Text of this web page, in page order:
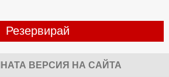
Резервирай
ВЕРСИЯ НА САЙТА